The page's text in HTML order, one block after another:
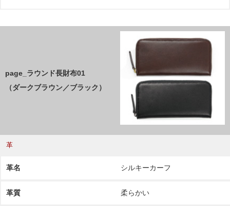
page_ラウンド長財布01
（ダークブラウン／ブラック）
革
革名 シルキーカーフ
革質 柔らかい